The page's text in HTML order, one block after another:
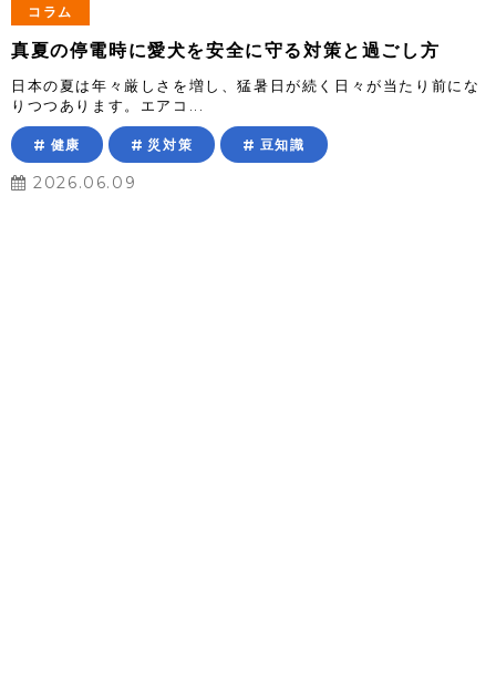
コラム
真夏の停電時に愛犬を安全に守る対策と過ごし方
日本の夏は年々厳しさを増し、猛暑日が続く日々が当たり前にな
りつつあります。エアコ...
健康 災対策 豆知識
2026.06.09